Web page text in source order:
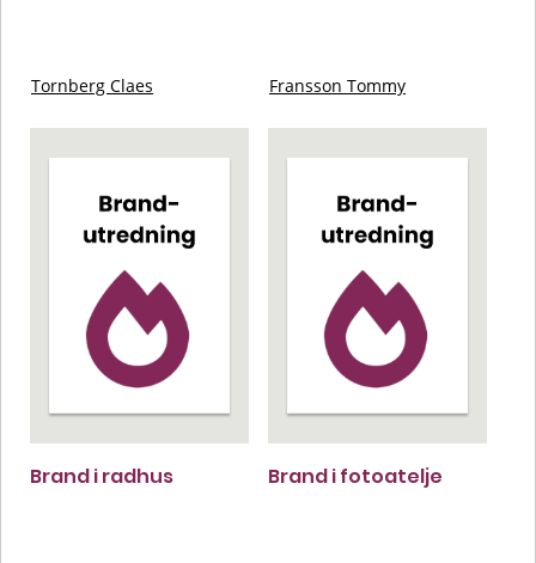
Tornberg Claes Fransson Tommy
Brand i radhus Brand i fotoatelje